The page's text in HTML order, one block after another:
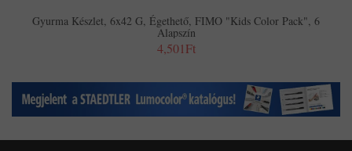
Gyurma Készlet, 6x42 G, Égethető, FIMO "Kids Color Pack", 6
Alapszín
4,501Ft